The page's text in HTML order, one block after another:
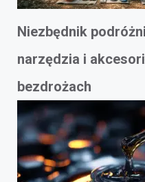
Niezbędnik
narzędzia i
bezdrożach